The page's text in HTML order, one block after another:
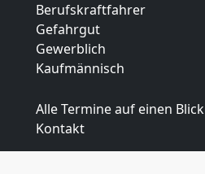
Berufskraftfahrer
Gefahrgut
Gewerblich
Kaufmännisch
Alle Termine auf einen Blick
Kontakt